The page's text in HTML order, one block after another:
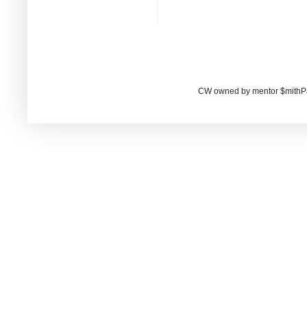
CW owned by mentor